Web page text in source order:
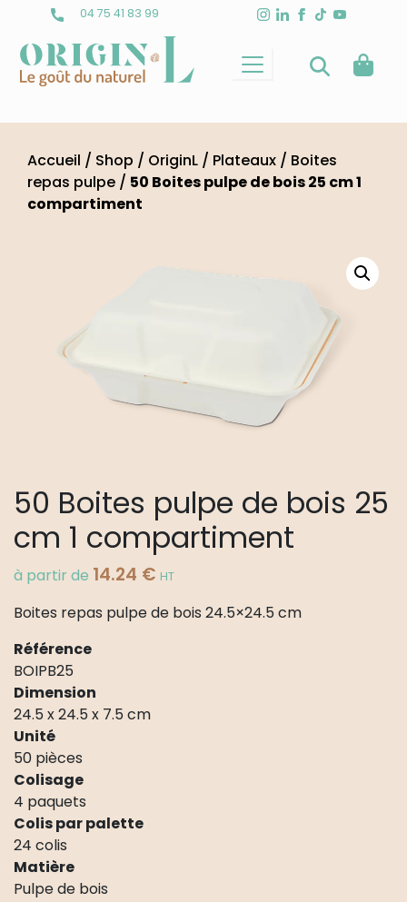
content
04 75 41 83 99
Accueil / Shop / OriginL / Plateaux / Boites
repas pulpe / 50 Boites pulpe de bois 25 cm 1
compartiment
50 Boites pulpe de bois 25
cm 1 compartiment
à partir de 14.24 € HT
Boites repas pulpe de bois 24.5×24.5 cm
Référence
BOIPB25
Dimension
24.5 x 24.5 x 7.5 cm
Unité
50 pièces
Colisage
4 paquets
Colis par palette
24 colis
Matière
Pulpe de bois